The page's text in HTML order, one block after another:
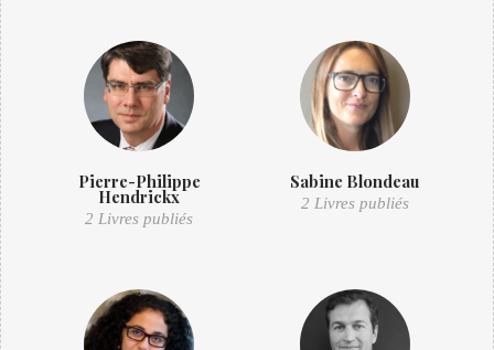
Pierre-Philippe
Hendrickx
2 Livres publiés
Sabine Blondeau
2 Livres publiés